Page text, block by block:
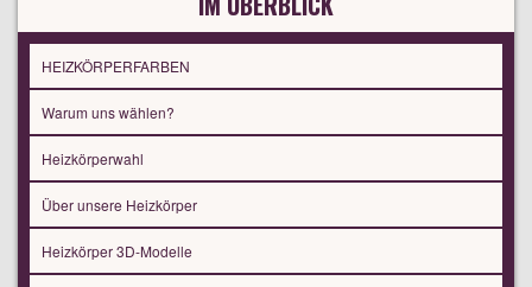
HEIZKÖRPERFARBEN
Warum uns wählen?
Heizkörperwahl
Über unsere Heizkörper
Heizkörper 3D-Modelle